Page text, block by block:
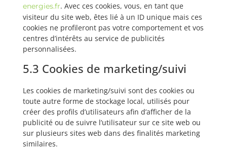
energies.fr. Avec ces cookies, vous, en tant que
visiteur du site web, êtes lié à un ID unique mais ces
cookies ne profileront pas votre comportement et vos
centres d’intérêts au service de publicités
personnalisées.
5.3 Cookies de marketing/suivi
Les cookies de marketing/suivi sont des cookies ou
toute autre forme de stockage local, utilisés pour
créer des profils d’utilisateurs afin d’afficher de la
publicité ou de suivre l’utilisateur sur ce site web ou
sur plusieurs sites web dans des finalités marketing
similaires.